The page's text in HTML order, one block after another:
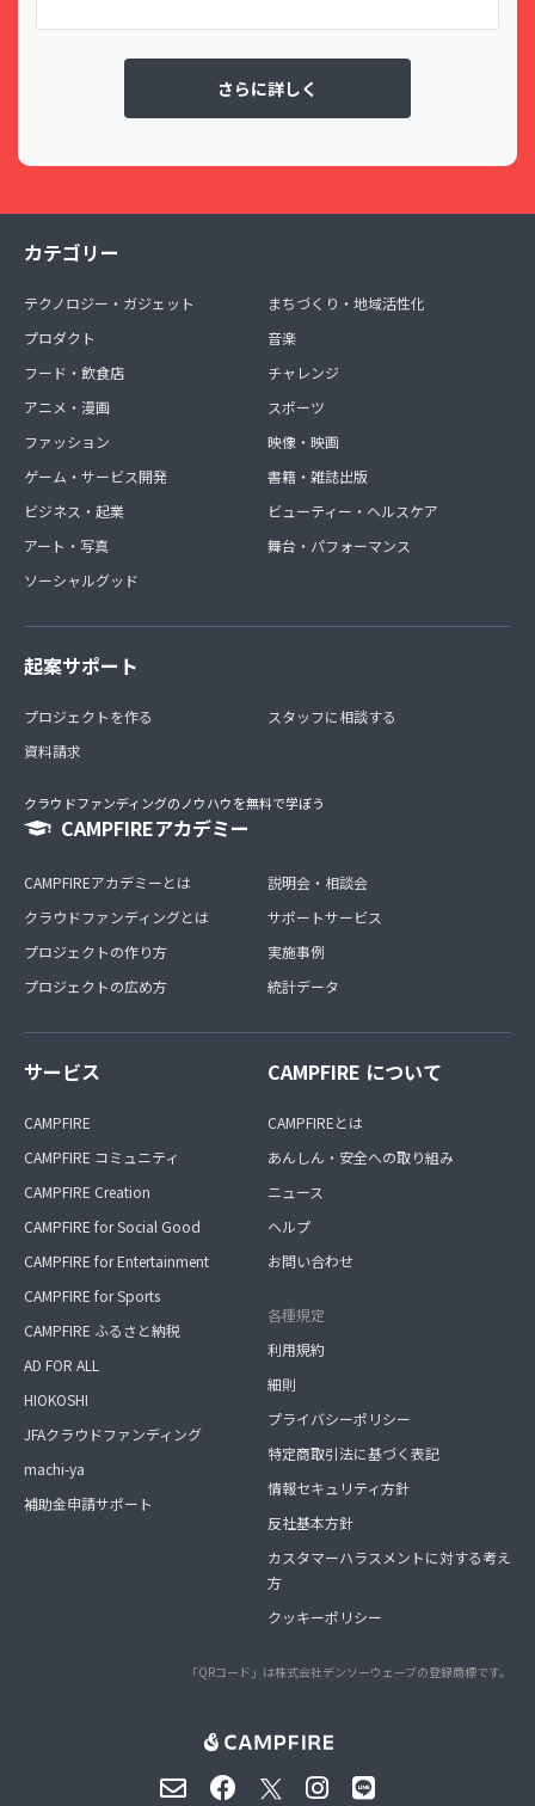
さらに詳しく
カテゴリー
テクノロジー・ガジェット
プロダクト
フード・飲食店
アニメ・漫画
ファッション
ゲーム・サービス開発
ビジネス・起業
アート・写真
ソーシャルグッド
まちづくり・地域活性化
音楽
チャレンジ
スポーツ
映像・映画
書籍・雑誌出版
ビューティー・ヘルスケア
舞台・パフォーマンス
起案サポート
プロジェクトを作る
資料請求
スタッフに相談する
クラウドファンディングのノウハウを無料で学ぼう
CAMPFIREアカデミー
CAMPFIREアカデミーとは
クラウドファンディングとは
プロジェクトの作り方
プロジェクトの広め方
説明会・相談会
サポートサービス
実施事例
統計データ
サービス
CAMPFIRE
CAMPFIRE コミュニティ
CAMPFIRE Creation
CAMPFIRE for Social Good
CAMPFIRE for Entertainment
CAMPFIRE for Sports
CAMPFIRE ふるさと納税
AD FOR ALL
HIOKOSHI
JFAクラウドファンディング
machi-ya
補助金申請サポート
CAMPFIRE について
CAMPFIREとは
あんしん・安全への取り組み
ニュース
ヘルプ
お問い合わせ
各種規定
利用規約
細則
プライバシーポリシー
特定商取引法に基づく表記
情報セキュリティ方針
反社基本方針
カスタマーハラスメントに対する考え
方
クッキーポリシー
「QRコード」は株式会社デンソーウェーブの登録商標です。